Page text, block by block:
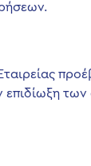
επιδίωξη